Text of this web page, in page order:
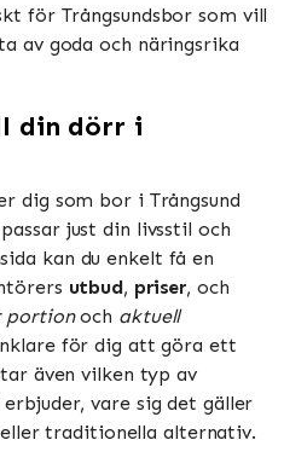
för Trångsundsbor som vill
av goda och näringsrika
din dörr i
dig som bor i Trångsund
just din livsstil och
kan du enkelt få en
utbud, priser, och
portionoch aktuell
för dig att göra ett
även vilken typ av
vare sig det gäller
traditionella alternativ.